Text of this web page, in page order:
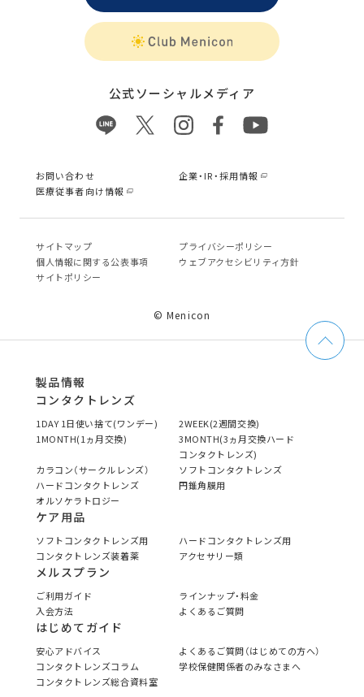
公式ソーシャルメディア
お問い合わせ
企業・IR・採用情報
医療従事者向け情報
サイトマップ
プライバシーポリシー
個⼈情報に関する公表事項
ウェブアクセシビリティ方針
サイトポリシー
© Menicon
製品情報
コンタクトレンズ
1DAY 1日使い捨て(ワンデー)
2WEEK(2週間交換)
1MONTH(1ヵ月交換)
3MONTH(3ヵ月交換ハード
コンタクトレンズ)
カラコン（サークルレンズ）
ソフトコンタクトレンズ
ハードコンタクトレンズ
円錐角膜用
オルソケラトロジー
ケア用品
ソフトコンタクトレンズ用
ハードコンタクトレンズ用
コンタクトレンズ装着薬
アクセサリー類
メルスプラン
ご利用ガイド
ラインナップ・料金
入会方法
よくあるご質問
はじめてガイド
安心アドバイス
よくあるご質問（はじめての方へ）
コンタクトレンズコラム
学校保健関係者のみなさまへ
コンタクトレンズ総合資料室